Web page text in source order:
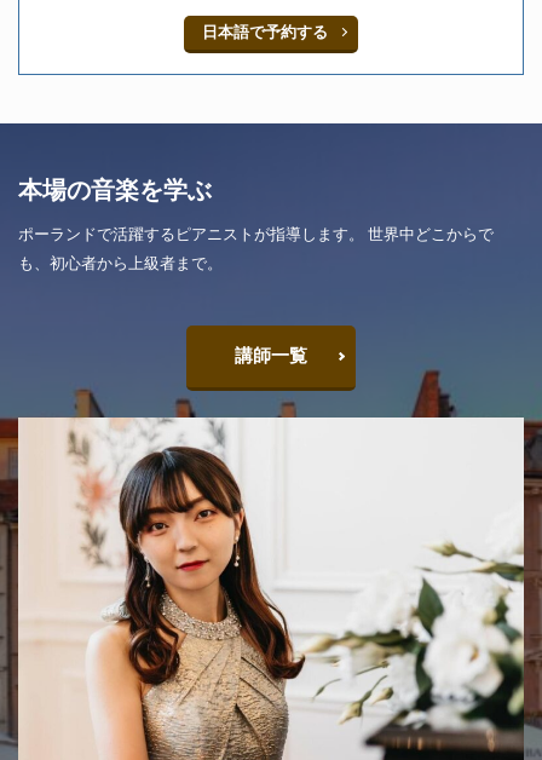
日本語で予約する
本場の音楽を学ぶ
ポーランドで活躍するピアニストが指導します。 世界中どこからで
も、初心者から上級者まで。
講師一覧